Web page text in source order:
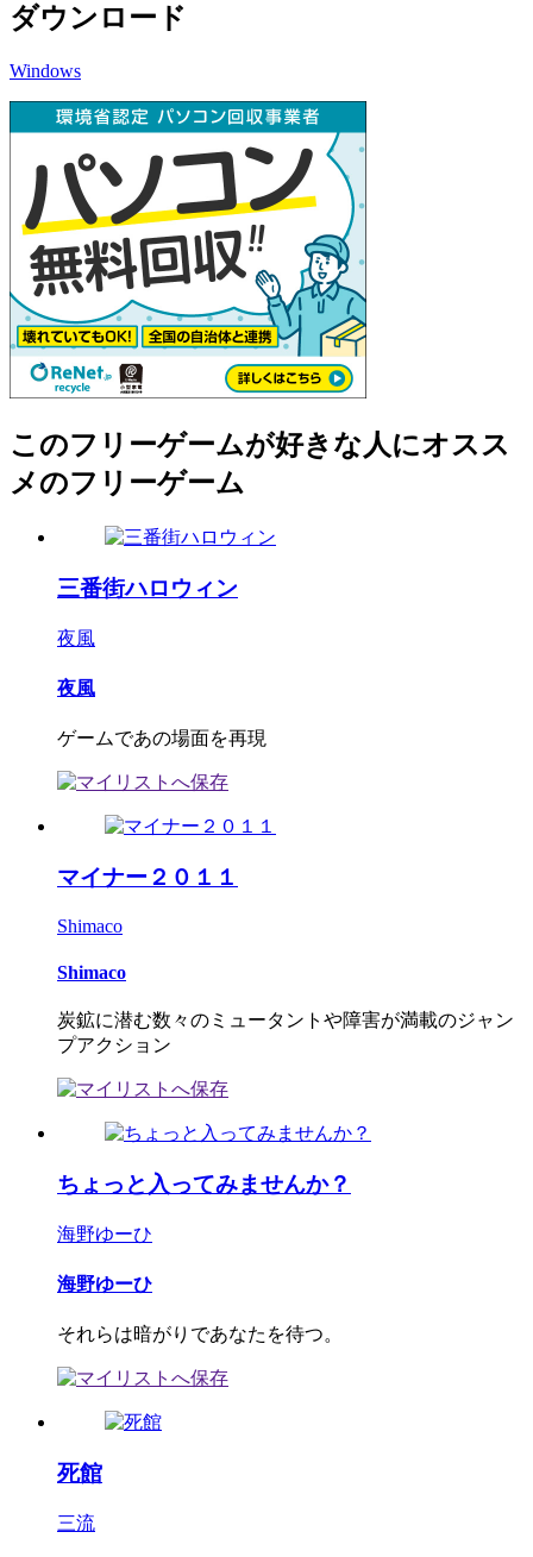
ダウンロード
Windows
このフリーゲームが好きな人にオスス
メのフリーゲーム
三番街ハロウィン
夜風
夜風
ゲームであの場面を再現
マイナー２０１１
Shimaco
Shimaco
炭鉱に潜む数々のミュータントや障害が満載のジャン
プアクション
ちょっと入ってみませんか？
海野ゆーひ
海野ゆーひ
それらは暗がりであなたを待つ。
死館
三流